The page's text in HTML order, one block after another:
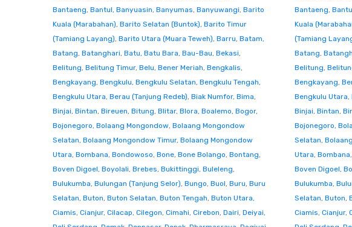
Bantaeng, Bantul, Banyuasin, Banyumas, Banyuwangi, Barito
Kuala (Marabahan), Barito Selatan (Buntok), Barito Timur
(Tamiang Layang), Barito Utara (Muara Teweh), Barru, Batam,
Batang, Batanghari, Batu, Batu Bara, Bau-Bau, Bekasi,
Belitung, Belitung Timur, Belu, Bener Meriah, Bengkalis,
Bengkayang, Bengkulu, Bengkulu Selatan, Bengkulu Tengah,
Bengkulu Utara, Berau (Tanjung Redeb), Biak Numfor, Bima,
Binjai, Bintan, Bireuen, Bitung, Blitar, Blora, Boalemo, Bogor,
Bojonegoro, Bolaang Mongondow, Bolaang Mongondow
Selatan, Bolaang Mongondow Timur, Bolaang Mongondow
Utara, Bombana, Bondowoso, Bone, Bone Bolango, Bontang,
Boven Digoel, Boyolali, Brebes, Bukittinggi, Buleleng,
Bulukumba, Bulungan (Tanjung Selor), Bungo, Buol, Buru, Buru
Selatan, Buton, Buton Selatan, Buton Tengah, Buton Utara,
Ciamis, Cianjur, Cilacap, Cilegon, Cimahi, Cirebon, Dairi, Deiyai,
Bantaeng,
Kuala
(Tamiang
Batang,
Belitung,
Bengkayang,
Bengkulu Utara,
Binjai, Bintan,
Bojonegoro,
Selatan,
Utara, Bombana,
Boven Digoel,
Bulukumba,
Selatan, Buton,
Ciamis, Cianjur,